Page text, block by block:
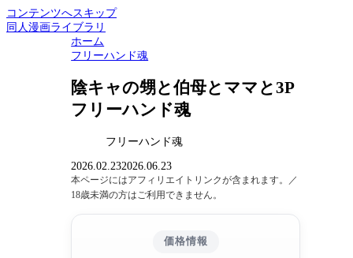
コンテンツへスキップ
同人漫画ライブラリ
ホーム
フリーハンド魂
陰キャの甥と伯母とママと3P
フリーハンド魂
フリーハンド魂
2026.02.232026.06.23
本ページにはアフィリエイトリンクが含まれます。／
18歳未満の方はご利用できません。
価格情報